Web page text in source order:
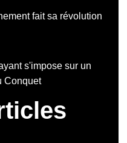
fait sa révolution
s'impose sur un
Conquet